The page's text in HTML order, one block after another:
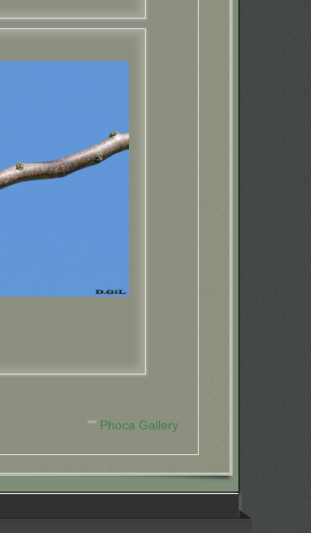
"" Phoca Gallery